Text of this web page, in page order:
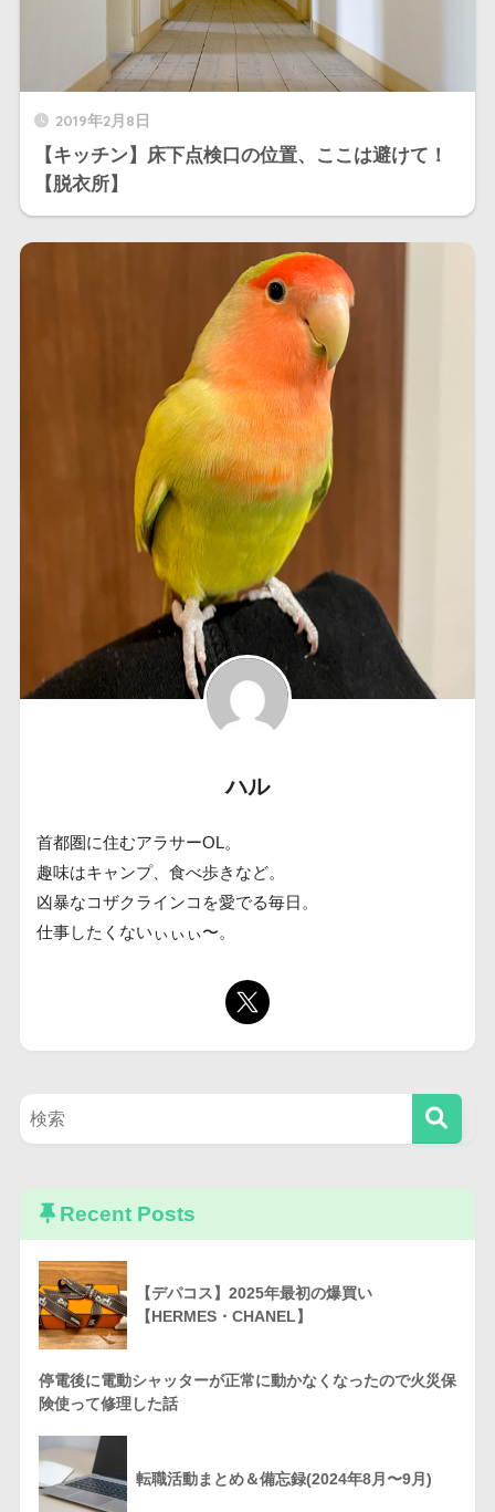
2019年2月8日
【キッチン】床下点検口の位置、ここは避けて！
【脱衣所】
ハル
首都圏に住むアラサーOL。
趣味はキャンプ、食べ歩きなど。
凶暴なコザクラインコを愛でる毎日。
仕事したくないぃぃぃ〜。
Recent Posts
【デパコス】2025年最初の爆買い
【HERMES・CHANEL】
停電後に電動シャッターが正常に動かなくなったので火災保
険使って修理した話
転職活動まとめ＆備忘録(2024年8月〜9月)